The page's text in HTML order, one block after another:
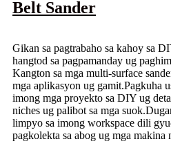
Belt Sander
Gikan sa pagtrabaho sa kahoy sa
hangtod sa pagpamanday ug
Kangton sa mga multi-surface
mga aplikasyon ug gamit.Pagkuha
imong mga proyekto sa DIY ug
niches ug palibot sa mga
limpyo sa imong workspace dili
pagkolekta sa abog ug mga makina